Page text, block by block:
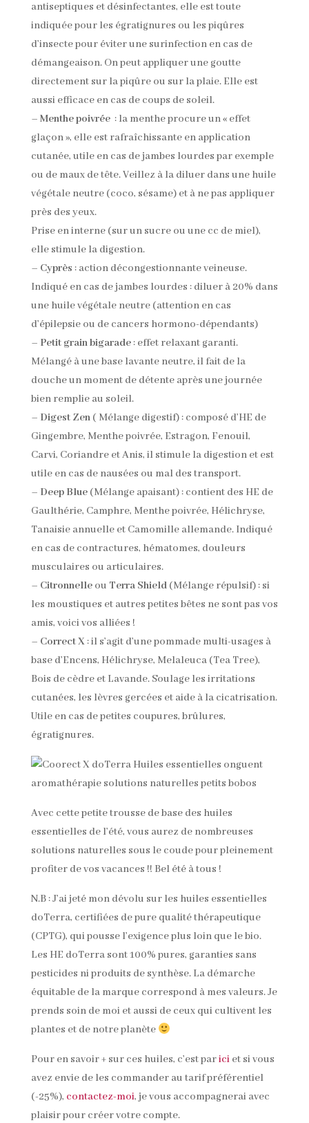
antiseptiques et désinfectantes, elle est toute
indiquée pour les égratignures ou les piqûres
d’insecte pour éviter une surinfection en cas de
démangeaison. On peut appliquer une goutte
directement sur la piqûre ou sur la plaie. Elle est
aussi efficace en cas de coups de soleil.
– Menthe poivrée: la menthe procure un « effet
glaçon », elle est rafraîchissante en application
cutanée, utile en cas de jambes lourdes par exemple
ou de maux de tête. Veillez à la diluer dans une huile
végétale neutre (coco, sésame) et à ne pas appliquer
près des yeux.
Prise en interne (sur un sucre ou une cc de miel),
elle stimule la digestion.
– Cyprès : action décongestionnante veineuse.
Indiqué en cas de jambes lourdes : diluer à 20% dans
une huile végétale neutre (attention en cas
d’épilepsie ou de cancers hormono-dépendants)
– Petit grain bigarade: effet relaxant garanti.
Mélangé à une base lavante neutre, il fait de la
douche un moment de détente après une journée
bien remplie au soleil.
– Digest Zen( Mélange digestif) : composé d’HE de
Gingembre, Menthe poivrée, Estragon, Fenouil,
Carvi, Coriandre et Anis, il stimule la digestion et est
utile en cas de nausées ou mal des transport.
– Deep Blue(Mélange apaisant) : contient des HE de
Gaulthérie, Camphre, Menthe poivrée, Hélichryse,
Tanaisie annuelle et Camomille allemande. Indiqué
en cas de contractures, hématomes, douleurs
musculaires ou articulaires.
– Citronnelleou Terra Shield(Mélange répulsif) : si
les moustiques et autres petites bêtes ne sont pas vos
amis, voici vos alliées !
– Correct X: il s’agit d’une pommade multi-usages à
base d’Encens, Hélichryse, Melaleuca (Tea Tree),
Bois de cèdre et Lavande. Soulage les irritations
cutanées, les lèvres gercées et aide à la cicatrisation.
Utile en cas de petites coupures, brûlures,
égratignures.
Avec cette petite trousse de base des huiles
essentielles de l’été, vous aurez de nombreuses
solutions naturelles sous le coude pour pleinement
profiter de vos vacances !! Bel été à tous !
N.B : J’ai jeté mon dévolu sur les huiles essentielles
doTerra, certifiées de pure qualité thérapeutique
(CPTG), qui pousse l’exigence plus loin que le bio.
Les HE doTerra sont 100% pures, garanties sans
pesticides ni produits de synthèse. La démarche
équitable de la marque correspond à mes valeurs. Je
prends soin de moi et aussi de ceux qui cultivent les
plantes et de notre planète
Pour en savoir + sur ces huiles, c’est pariciet si vous
avez envie de les commander au tarif préférentiel
(-25%), contactez-moi, je vous accompagnerai avec
plaisir pour créer votre compte.